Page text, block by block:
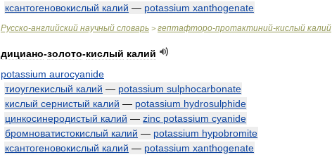
ксантогеновокислый калий — potassium xanthogenate
Русско-английский научный словарь > гептафторо-протактиний-кислый калий
дициано-золото-кислый калий
potassium aurocyanide
тиоуглекислый калий — potassium sulphocarbonate
кислый сернистый калий — potassium hydrosulphide
цинкосинеродистый калий — zinc potassium cyanide
бромноватистокислый калий — potassium hypobromite
ксантогеновокислый калий — potassium xanthogenate